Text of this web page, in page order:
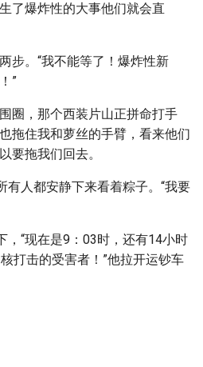
了爆炸性的大事他们就会直
步。“我不能等了！爆炸性新
”
圈，那个西装片山正拼命打手
拖住我和萝丝的手臂，看来他们
要拖我们回去。
有人都安静下来看着粽子。“我要
，“现在是9：03时，还有14小时
打击的受害者！”他拉开运钞车